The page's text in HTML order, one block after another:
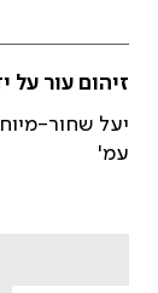
זיהום עור על
יעל שחור-
עמ'